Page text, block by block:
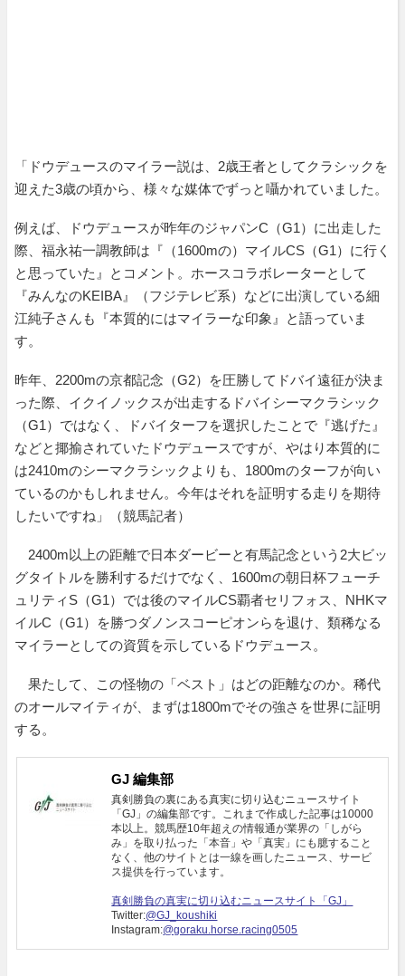
「ドウデュースのマイラー説は、2歳王者としてクラシックを
迎えた3歳の頃から、様々な媒体でずっと囁かれていました。
例えば、ドウデュースが昨年のジャパンC（G1）に出走した
際、福永祐一調教師は『（1600mの）マイルCS（G1）に行く
と思っていた』とコメント。ホースコラボレーターとして
『みんなのKEIBA』（フジテレビ系）などに出演している細
江純子さんも『本質的にはマイラーな印象』と語っていま
す。
昨年、2200mの京都記念（G2）を圧勝してドバイ遠征が決ま
った際、イクイノックスが出走するドバイシーマクラシック
（G1）ではなく、ドバイターフを選択したことで『逃げた』
などと揶揄されていたドウデュースですが、やはり本質的に
は2410mのシーマクラシックよりも、1800mのターフが向い
ているのかもしれません。今年はそれを証明する走りを期待
したいですね」（競馬記者）
2400m以上の距離で日本ダービーと有馬記念という2大ビッ
グタイトルを勝利するだけでなく、1600mの朝日杯フューチ
ュリティS（G1）では後のマイルCS覇者セリフォス、NHKマ
イルC（G1）を勝つダノンスコーピオンらを退け、類稀なる
マイラーとしての資質を示しているドウデュース。
果たして、この怪物の「ベスト」はどの距離なのか。稀代
のオールマイティが、まずは1800mでその強さを世界に証明
する。
GJ 編集部
真剣勝負の裏にある真実に切り込むニュースサイト
「GJ」の編集部です。これまで作成した記事は10000
本以上。競馬歴10年超えの情報通が業界の「しがら
み」を取り払った「本音」や「真実」にも臆すること
なく、他のサイトとは一線を画したニュース、サービ
ス提供を行っています。
真剣勝負の真実に切り込むニュースサイト「GJ」
Twitter:@GJ_koushiki
Instagram:@goraku.horse.racing0505